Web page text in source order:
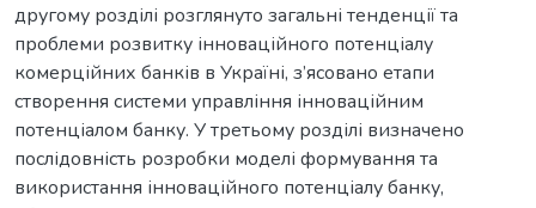
другому розділі розглянуто загальні тенденції та
проблеми розвитку інноваційного потенціалу
комерційних банків в Україні, з’ясовано етапи
створення системи управління інноваційним
потенціалом банку. У третьому розділі визначено
послідовність розробки моделі формування та
використання інноваційного потенціалу банку,